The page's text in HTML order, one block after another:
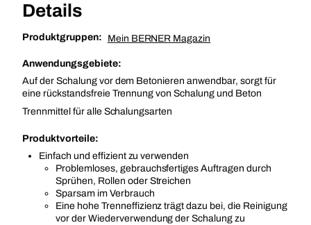
Details
Produktgruppen: Mein BERNER Magazin
Anwendungsgebiete:
Auf der Schalung vor dem Betonieren anwendbar, sorgt für
eine rückstandsfreie Trennung von Schalung und Beton
Trennmittel für alle Schalungsarten
Produktvorteile:
Einfach und effizient zu verwenden
Problemloses, gebrauchsfertiges Auftragen durch
Sprühen, Rollen oder Streichen
Sparsam im Verbrauch
Eine hohe Trenneffizienz trägt dazu bei, die Reinigung
vor der Wiederverwendung der Schalung zu